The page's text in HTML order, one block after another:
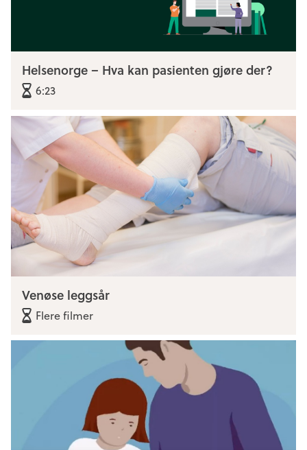
Helsenorge – Hva kan pasienten gjøre der?
6:23
Venøse leggsår
Flere filmer